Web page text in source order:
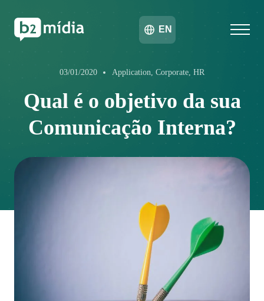
EN
03/01/2020 Application, Corporate, HR
Qual é o objetivo da sua
Comunicação Interna?